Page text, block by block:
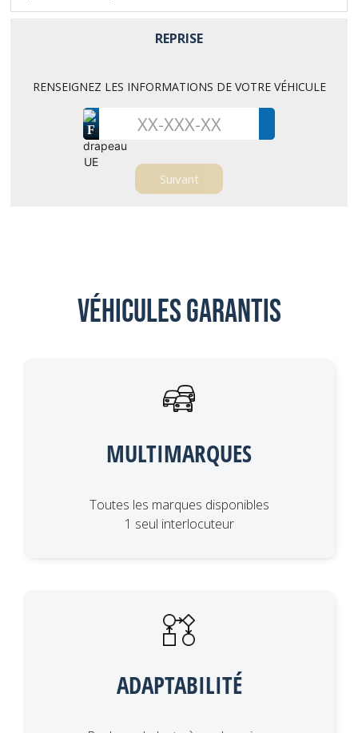
REPRISE
RENSEIGNEZ LES INFORMATIONS DE VOTRE VÉHICULE
F
Véhicules garantis
MULTIMARQUES
Toutes les marques disponibles
1 seul interlocuteur
ADAPTABILITÉ